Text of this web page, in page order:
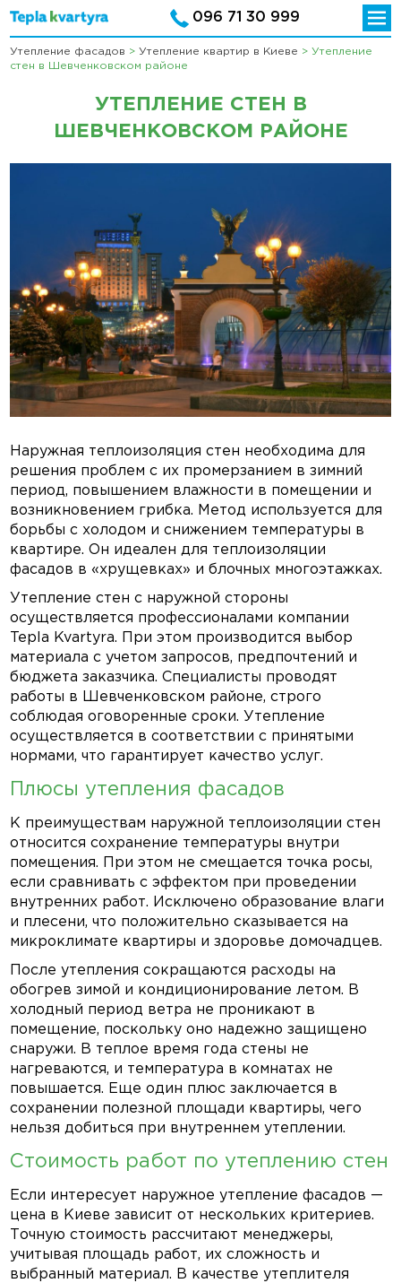
096 71 30 999
Утепление фасадов >Утепление квартир в Киеве >Утепление
стен в Шевченковском районе
УТЕПЛЕНИЕ СТЕН В
ШЕВЧЕНКОВСКОМ РАЙОНЕ
Наружная теплоизоляция стен необходима для
решения проблем с их промерзанием в зимний
период, повышением влажности в помещении и
возникновением грибка. Метод используется для
борьбы с холодом и снижением температуры в
квартире. Он идеален для теплоизоляции
фасадов в «хрущевках» и блочных многоэтажках.
Утепление стен с наружной стороны
осуществляется профессионалами компании
Tepla Kvartyra. При этом производится выбор
материала с учетом запросов, предпочтений и
бюджета заказчика. Специалисты проводят
работы в Шевченковском районе, строго
соблюдая оговоренные сроки. Утепление
осуществляется в соответствии с принятыми
нормами, что гарантирует качество услуг.
Плюсы утепления фасадов
К преимуществам наружной теплоизоляции стен
относится сохранение температуры внутри
помещения. При этом не смещается точка росы,
если сравнивать с эффектом при проведении
внутренних работ. Исключено образование влаги
и плесени, что положительно сказывается на
микроклимате квартиры и здоровье домочадцев.
После утепления сокращаются расходы на
обогрев зимой и кондиционирование летом. В
холодный период ветра не проникают в
помещение, поскольку оно надежно защищено
снаружи. В теплое время года стены не
нагреваются, и температура в комнатах не
повышается. Еще один плюс заключается в
сохранении полезной площади квартиры, чего
нельзя добиться при внутреннем утеплении.
Стоимость работ по утеплению стен
Если интересует наружное утепление фасадов —
цена в Киеве зависит от нескольких критериев.
Точную стоимость рассчитают менеджеры,
учитывая площадь работ, их сложность и
выбранный материал. В качестве утеплителя